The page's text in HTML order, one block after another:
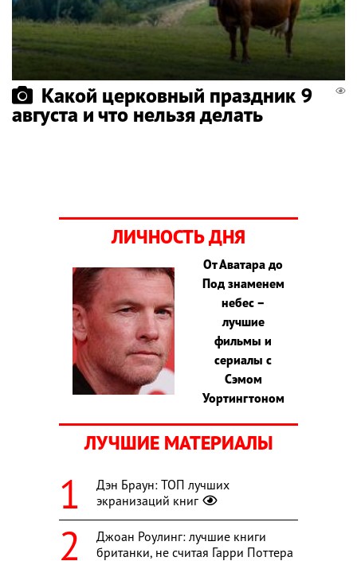
Какой церковный праздник 9
августа и что нельзя делать
ЛИЧНОСТЬ ДНЯ
От Аватара до
Под знаменем
небес –
лучшие
фильмы и
сериалы с
Сэмом
Уортингтоном
ЛУЧШИЕ МАТЕРИАЛЫ
Дэн Браун: ТОП лучших
экранизаций книг
Джоан Роулинг: лучшие книги
британки, не считая Гарри Поттера